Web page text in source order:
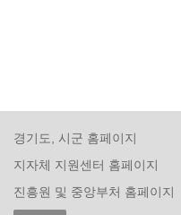
경기도, 시군 홈페이지
지자체 지원센터 홈페이지
진흥원 및 중앙부처 홈페이지